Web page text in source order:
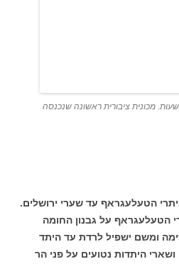
מכונית ציבורית ראשונה שנכנסה
הטעלעגראף עד שערי ירושלים.
הטעלעגראף על גבנון החומה
ומשם ישפיל לרדת עד היתד
היתדות נטועים על פני הר